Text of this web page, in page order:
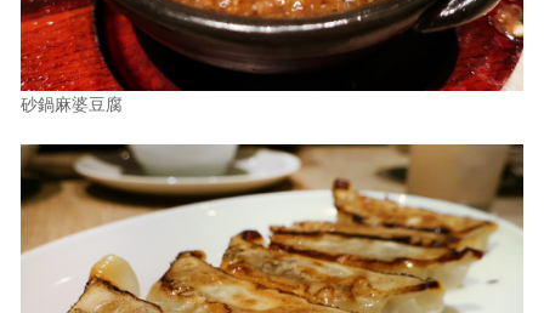
砂鍋麻婆豆腐